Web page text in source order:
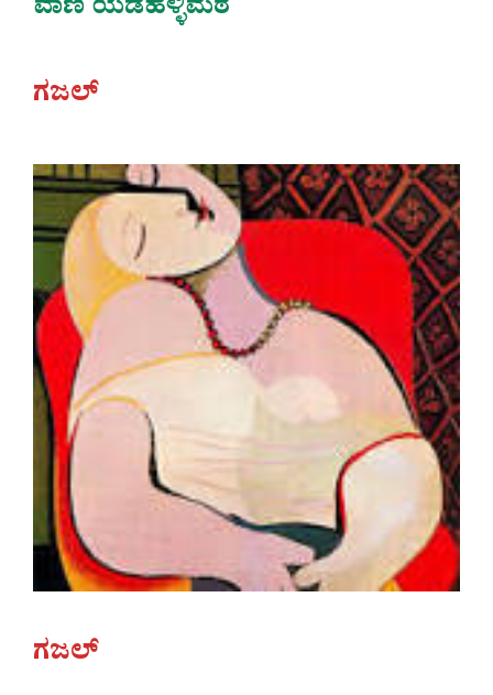
ವಾಣಿ ಯಡಹಳ್ಳಿಮಠ
ಗಜಲ್
ಗಜಲ್